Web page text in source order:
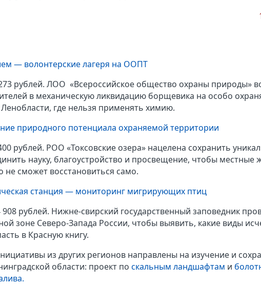
— волонтерские лагеря на ООПТ
рублей. ЛОО «Всероссийское общество охраны природы»
в механическую ликвидацию борщевика на особо
где нельзя применять химию.
природного потенциала охраняемой территории
рублей. РОО «Токсовские озера» нацелена сохранить
науку, благоустройство и просвещение, чтобы местные
не сможет восстановиться само.
станция — мониторинг мигрирующих птиц
908 рублей. Нижне-свирский государственный заповедник
зоне Северо-Запада России, чтобы выявить, какие виды
в Красную книгу.
из других регионов направлены на изучение и
области: проект по скальным ландшафтам и